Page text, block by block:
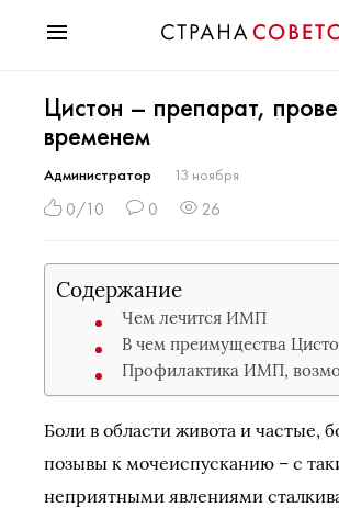
Мода
Звезды
Гороскопы
Здоровье
Хобби
Разное
Праздники
Цистон – препарат,
временем
Администратор 13 ноября
0/10 0 26
Содержание
Чем лечится ИМП
В чем преимущества
Профилактика ИМП,
Боли в области живота и частые,
позывы к мочеиспусканию – с
неприятными явлениями